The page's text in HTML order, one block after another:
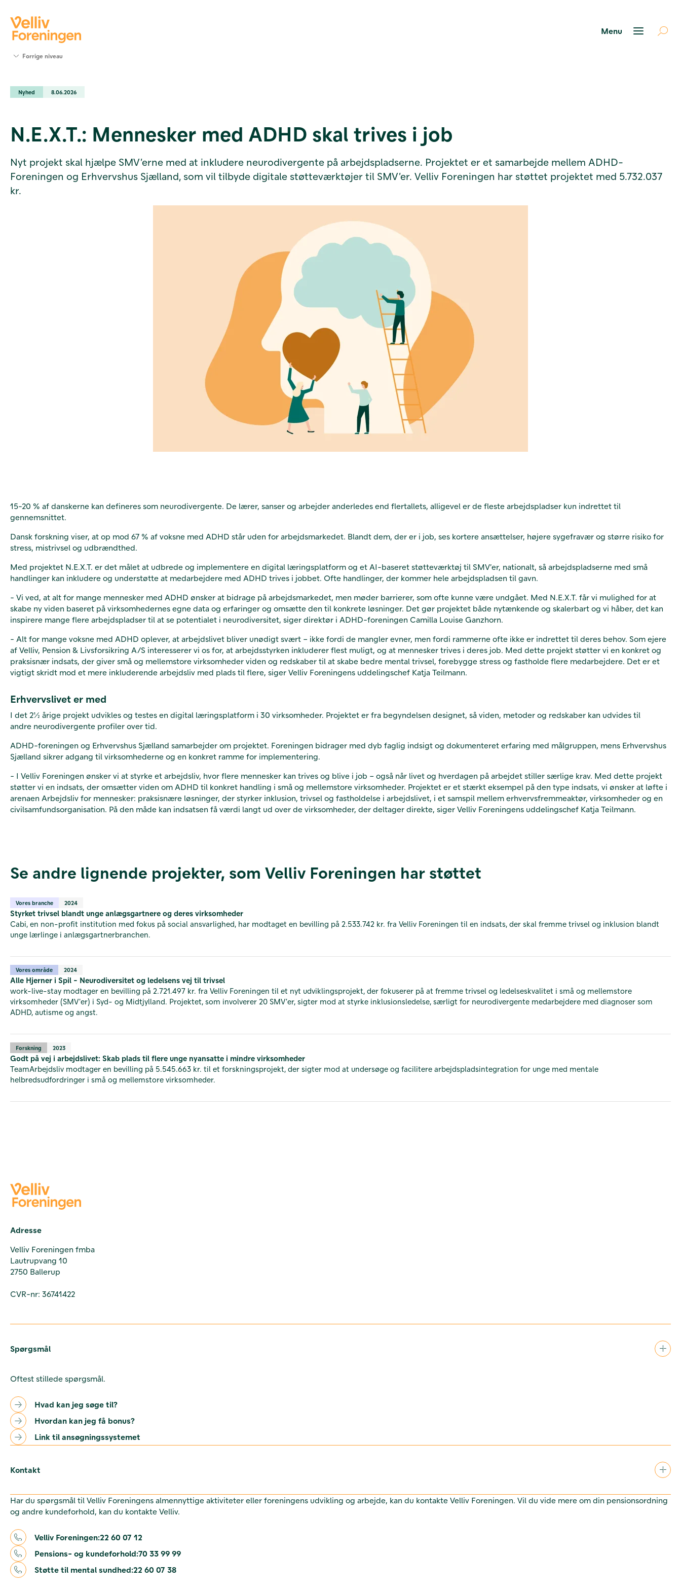
Værktøjer
Foreningen
Kontakt
Forrige niveau
Nyhed 8.06.2026
N.E.X.T.: Mennesker med ADHD skal trives i job
Nyt projekt skal hjælpe SMV’erne med at inkludere neurodivergente på arbejdspladserne. Projektet er et samarbejde mellem ADHD-
Foreningen og Erhvervshus Sjælland, som vil tilbyde digitale støtteværktøjer til SMV’er. Velliv Foreningen har støttet projektet med 5.732.037
kr.
15-20 % af danskerne kan defineres som neurodivergente. De lærer, sanser og arbejder anderledes end flertallets, alligevel er de fleste arbejdspladser kun indrettet til
gennemsnittet.
Dansk forskning viser, at op mod 67 % af voksne med ADHD står uden for arbejdsmarkedet. Blandt dem, der er i job, ses kortere ansættelser, højere sygefravær og større risiko for
stress, mistrivsel og udbrændthed.
Med projektet N.E.X.T. er det målet at udbrede og implementere en digital læringsplatform og et AI-baseret støtteværktøj til SMV’er, nationalt, så arbejdspladserne med små
handlinger kan inkludere og understøtte at medarbejdere med ADHD trives i jobbet. Ofte handlinger, der kommer hele arbejdspladsen til gavn.
- Vi ved, at alt for mange mennesker med ADHD ønsker at bidrage på arbejdsmarkedet, men møder barrierer, som ofte kunne være undgået. Med N.E.X.T. får vi mulighed for at
skabe ny viden baseret på virksomhedernes egne data og erfaringer og omsætte den til konkrete løsninger. Det gør projektet både nytænkende og skalerbart og vi håber, det kan
inspirere mange flere arbejdspladser til at se potentialet i neurodiversitet, siger direktør i ADHD-foreningen Camilla Louise Ganzhorn.
- Alt for mange voksne med ADHD oplever, at arbejdslivet bliver unødigt svært – ikke fordi de mangler evner, men fordi rammerne ofte ikke er indrettet til deres behov. Som ejere
af Velliv, Pension & Livsforsikring A/S interesserer vi os for, at arbejdsstyrken inkluderer flest muligt, og at mennesker trives i deres job. Med dette projekt støtter vi en konkret og
praksisnær indsats, der giver små og mellemstore virksomheder viden og redskaber til at skabe bedre mental trivsel, forebygge stress og fastholde flere medarbejdere. Det er et
vigtigt skridt mod et mere inkluderende arbejdsliv med plads til flere, siger Velliv Foreningens uddelingschef Katja Teilmann.
Erhvervslivet er med
I det 2½ årige projekt udvikles og testes en digital læringsplatform i 30 virksomheder. Projektet er fra begyndelsen designet, så viden, metoder og redskaber kan udvides til
andre neurodivergente profiler over tid.
ADHD-foreningen og Erhvervshus Sjælland samarbejder om projektet. Foreningen bidrager med dyb faglig indsigt og dokumenteret erfaring med målgruppen, mens Erhvervshus
Sjælland sikrer adgang til virksomhederne og en konkret ramme for implementering.
- I Velliv Foreningen ønsker vi at styrke et arbejdsliv, hvor flere mennesker kan trives og blive i job – også når livet og hverdagen på arbejdet stiller særlige krav. Med dette projekt
støtter vi en indsats, der omsætter viden om ADHD til konkret handling i små og mellemstore virksomheder. Projektet er et stærkt eksempel på den type indsats, vi ønsker at løfte i
arenaen Arbejdsliv for mennesker: praksisnære løsninger, der styrker inklusion, trivsel og fastholdelse i arbejdslivet, i et samspil mellem erhvervsfremmeaktør, virksomheder og en
civilsamfundsorganisation. På den måde kan indsatsen få værdi langt ud over de virksomheder, der deltager direkte, siger Velliv Foreningens uddelingschef Katja Teilmann.
Se andre lignende projekter, som Velliv Foreningen har støttet
Vores branche 2024
Styrket trivsel blandt unge anlægsgartnere og deres virksomheder
Cabi, en non-profit institution med fokus på social ansvarlighed, har modtaget en bevilling på 2.533.742 kr. fra Velliv Foreningen til en indsats, der skal fremme trivsel og inklusion blandt
unge lærlinge i anlægsgartnerbranchen.
Vores område 2024
Alle Hjerner i Spil - Neurodiversitet og ledelsens vej til trivsel
work-live-stay modtager en bevilling på 2.721.497 kr. fra Velliv Foreningen til et nyt udviklingsprojekt, der fokuserer på at fremme trivsel og ledelseskvalitet i små og mellemstore
virksomheder (SMV'er) i Syd- og Midtjylland. Projektet, som involverer 20 SMV'er, sigter mod at styrke inklusionsledelse, særligt for neurodivergente medarbejdere med diagnoser som
ADHD, autisme og angst.
Forskning 2023
Godt på vej i arbejdslivet: Skab plads til flere unge nyansatte i mindre virksomheder
TeamArbejdsliv modtager en bevilling på 5.545.663 kr. til et forskningsprojekt, der sigter mod at undersøge og facilitere arbejdspladsintegration for unge med mentale
helbredsudfordringer i små og mellemstore virksomheder.
Adresse
Velliv Foreningen fmba
Lautrupvang 10
2750 Ballerup
CVR-nr: 36741422
Spørgsmål
Oftest stillede spørgsmål.
Hvad kan jeg søge til?
Hvordan kan jeg få bonus?
Link til ansøgningssystemet
Kontakt
Har du spørgsmål til Velliv Foreningens almennyttige aktiviteter eller foreningens udvikling og arbejde, kan du kontakte Velliv Foreningen. Vil du vide mere om din pensionsordning
og andre kundeforhold, kan du kontakte Velliv.
Velliv Foreningen:22 60 07 12
Pensions- og kundeforhold:70 33 99 99
Støtte til mental sundhed:22 60 07 38